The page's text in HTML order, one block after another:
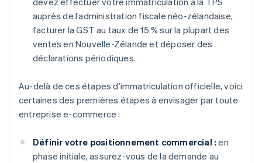
auprès de l’administration fiscale néo-zélandaise,
facturer la GST au taux de 15 % sur la plupart des
ventes en Nouvelle-Zélande et déposer des
déclarations périodiques.
Au-delà de ces étapes d’immatriculation officielle, voici
certaines des premières étapes à envisager par toute
entreprise e-commerce :
Définir votre positionnement commercial : en
phase initiale, assurez-vous de la demande au